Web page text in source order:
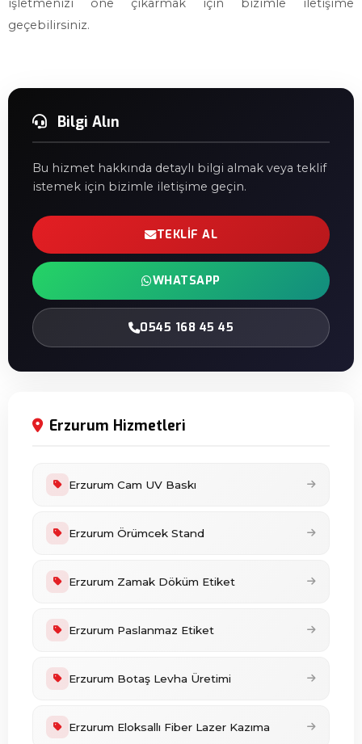
işletmenizi öne çıkarmak için bizimle iletişime
geçebilirsiniz.
Bilgi Alın
Bu hizmet hakkında detaylı bilgi almak veya teklif
istemek için bizimle iletişime geçin.
TEKLIF AL
WHATSAPP
0545 168 45 45
Erzurum Hizmetleri
Erzurum Cam UV Baskı
Erzurum Örümcek Stand
Erzurum Zamak Döküm Etiket
Erzurum Paslanmaz Etiket
Erzurum Botaş Levha Üretimi
Erzurum Eloksallı Fiber Lazer Kazıma